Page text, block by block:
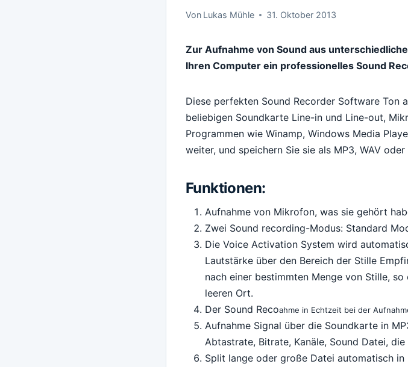
Von Lukas Mühle 31. Oktober 2013
Zur Aufnahme von Sound aus
Ihren Computer ein professionelles Sound
Diese perfekten Sound Recorder Software Ton
beliebigen Soundkarte Line-in und Line-out,
Programmen wie Winamp, Windows Media
weiter, und speichern Sie sie als MP3, WAV
Funktionen:
Aufnahme von Mikrofon, was sie gehört
Zwei Sound recording-Modus: Standard
Die Voice Activation System wird
Lautstärke über den Bereich der Stille
nach einer bestimmten Menge von Stille,
leeren Ort.
Der Sound Recoahme in Echtzeit bei der
Aufnahme Signal über die Soundkarte in
Abtastrate, Bitrate, Kanäle, Sound Datei,
Split lange oder große Datei automatisch